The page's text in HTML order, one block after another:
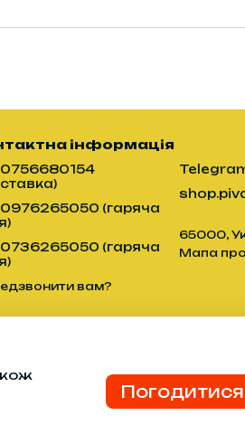
інформація
(гаряча
(гаряча
вам?
65000,
Мапа
Погодитися